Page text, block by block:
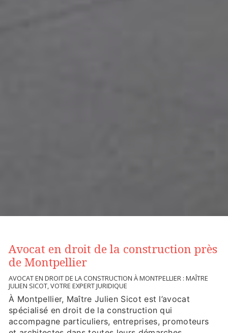
Avocat en droit de la construction près
de Montpellier
AVOCAT EN DROIT DE LA CONSTRUCTION À MONTPELLIER : MAÎTRE
JULIEN SICOT, VOTRE EXPERT JURIDIQUE
À Montpellier, Maître Julien Sicot est l’avocat
spécialisé en droit de la construction qui
accompagne particuliers, entreprises, promoteurs